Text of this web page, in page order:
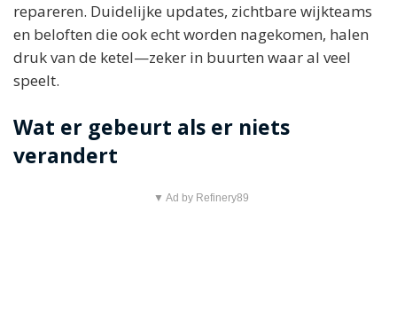
repareren. Duidelijke updates, zichtbare wijkteams
en beloften die ook echt worden nagekomen, halen
druk van de ketel—zeker in buurten waar al veel
speelt.
Wat er gebeurt als er niets
verandert
▼ Ad by Refinery89